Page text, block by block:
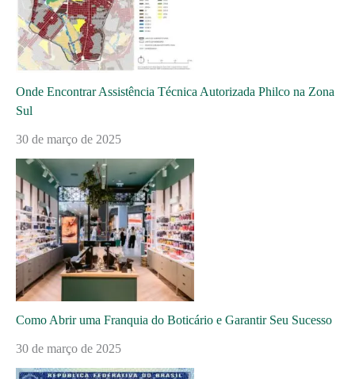
Onde Encontrar Assistência Técnica Autorizada Philco na Zona
Sul
30 de março de 2025
Como Abrir uma Franquia do Boticário e Garantir Seu Sucesso
30 de março de 2025